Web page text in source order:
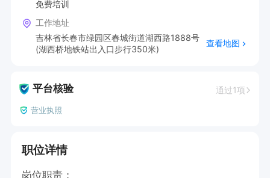
免费培训
工作地址
吉林省长春市绿园区春城街道湖西路1888号
(湖西桥地铁站出入口步行350米)
查看地图
平台核验 通过1项
营业执照
职位详情
岗位职责：